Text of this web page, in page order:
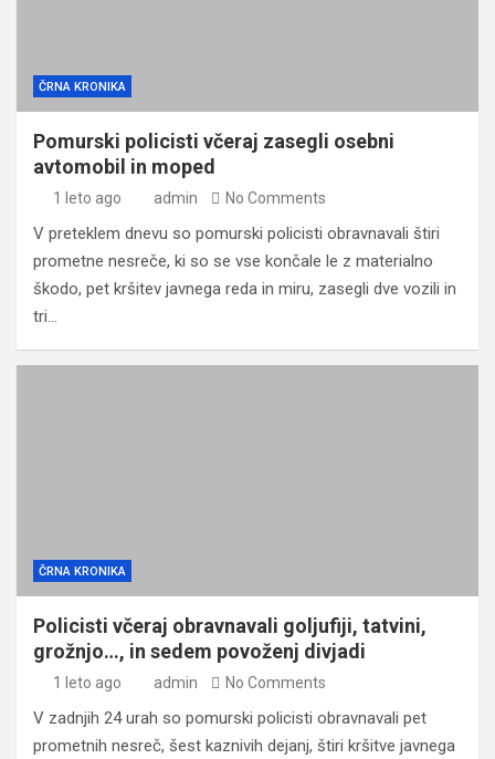
ČRNA KRONIKA
Pomurski policisti včeraj zasegli osebni
avtomobil in moped
1 leto ago admin No Comments
V preteklem dnevu so pomurski policisti obravnavali štiri
prometne nesreče, ki so se vse končale le z materialno
škodo, pet kršitev javnega reda in miru, zasegli dve vozili in
tri…
ČRNA KRONIKA
Policisti včeraj obravnavali goljufiji, tatvini,
grožnjo…, in sedem povoženj divjadi
1 leto ago admin No Comments
V zadnjih 24 urah so pomurski policisti obravnavali pet
prometnih nesreč, šest kaznivih dejanj, štiri kršitve javnega